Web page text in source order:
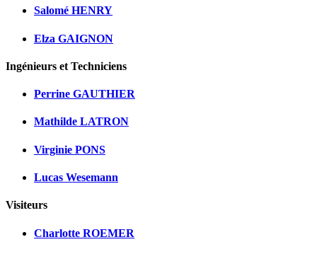
Salomé HENRY
Elza GAIGNON
Ingénieurs et Techniciens
Perrine GAUTHIER
Mathilde LATRON
Virginie PONS
Lucas Wesemann
Visiteurs
Charlotte ROEMER